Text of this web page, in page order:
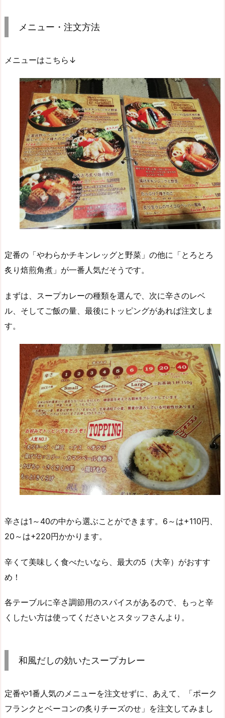
メニュー・注文方法
メニューはこちら↓
定番の「やわらかチキンレッグと野菜」の他に「とろとろ
炙り焙煎角煮」が一番人気だそうです。
まずは、スープカレーの種類を選んで、次に辛さのレベ
ル、そしてご飯の量、最後にトッピングがあれば注文しま
す。
辛さは1～40の中から選ぶことができます。6～は+110円、
20～は+220円かかります。
辛くて美味しく食べたいなら、最大の5（大辛）がおすす
め！
各テーブルに辛さ調節用のスパイスがあるので、もっと辛
くしたい方は使ってくださいとスタッフさんより。
和風だしの効いたスープカレー
定番や1番人気のメニューを注文せずに、あえて、「ポーク
フランクとベーコンの炙りチーズのせ」を注文してみまし